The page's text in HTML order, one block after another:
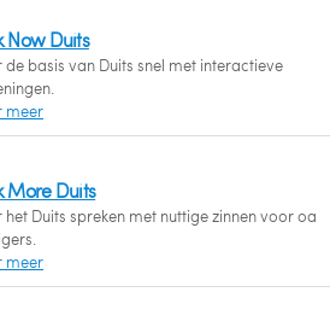
Now Duits
de basis van Duits snel met interactieve
meer
More Duits
het Duits spreken met nuttige zinnen voor oa
meer